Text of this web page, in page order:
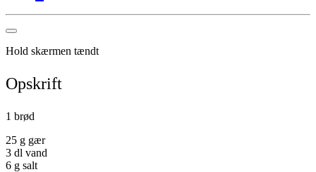
Hold skærmen tændt
Opskrift
1 brød
25 g gær
3 dl vand
6 g salt